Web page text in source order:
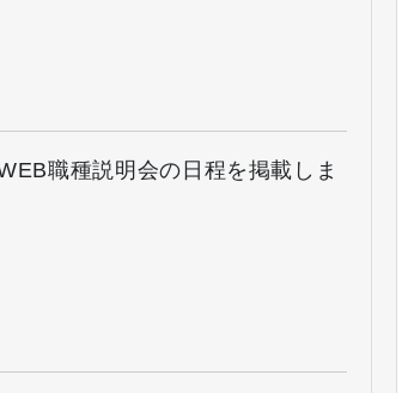
職種説明会の日程を掲載しま